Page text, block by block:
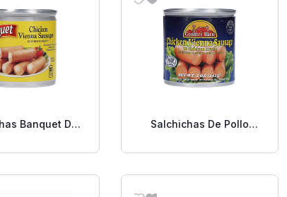
Banquet De
Salchichas De Pollo